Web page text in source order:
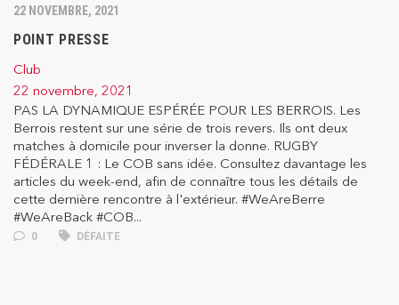
22 NOVEMBRE, 2021
POINT PRESSE
Club
22 novembre, 2021
PAS LA DYNAMIQUE ESPÉRÉE POUR LES BERROIS. Les
Berrois restent sur une série de trois revers. Ils ont deux
matches à domicile pour inverser la donne. RUGBY
FÉDÉRALE 1 : Le COB sans idée. Consultez davantage les
articles du week-end, afin de connaître tous les détails de
cette dernière rencontre à l'extérieur. #WeAreBerre
#WeAreBack #COB...
0 DÉFAITE